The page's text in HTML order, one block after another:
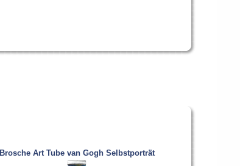
Brosche Art Tube van Gogh Selbstporträt